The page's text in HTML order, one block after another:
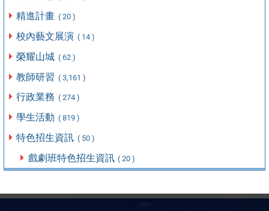
精進計畫 ( 20 )
校內藝文展演 ( 14 )
榮耀山城 ( 62 )
教師研習 ( 3,161 )
行政業務 ( 274 )
學生活動 ( 819 )
特色招生資訊 ( 50 )
戲劇班特色招生資訊 ( 20 )